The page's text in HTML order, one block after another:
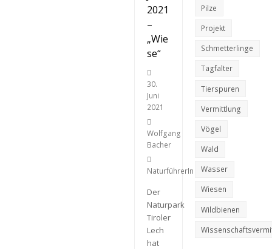
2021
–
„Wie
se“
30.
Juni
2021
Wolfgang
Bacher
NaturführerIn
Der
Naturpark
Tiroler
Lech
hat
Pilze
Projekt
Schmetterlinge
Tagfalter
Tierspuren
Vermittlung
Vögel
Wald
Wasser
Wiesen
Wildbienen